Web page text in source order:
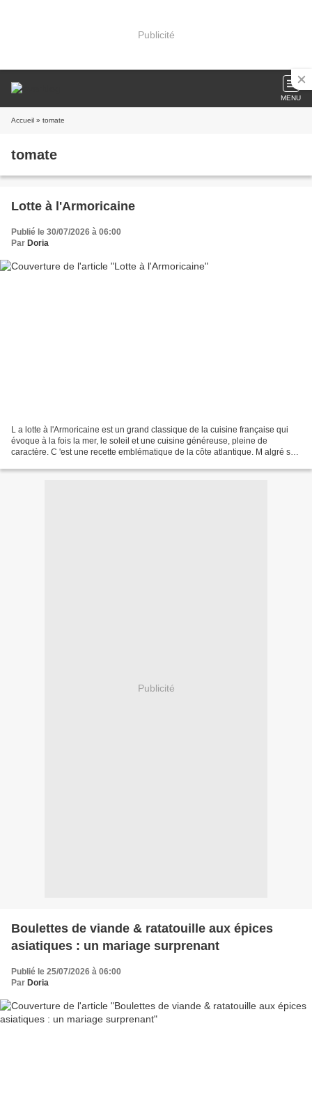
Publicité
MENU
Accueil » tomate
tomate
Lotte à l'Armoricaine
Publié le 30/07/2026 à 06:00
Par Doria
L a lotte à l'Armoricaine est un grand classique de la cuisine française qui
évoque à la fois la mer, le soleil et une cuisine généreuse, pleine de
caractère. C 'est une recette emblématique de la côte atlantique. M algré son
Publicité
Boulettes de viande & ratatouille aux épices
asiatiques : un mariage surprenant
Publié le 25/07/2026 à 06:00
Par Doria